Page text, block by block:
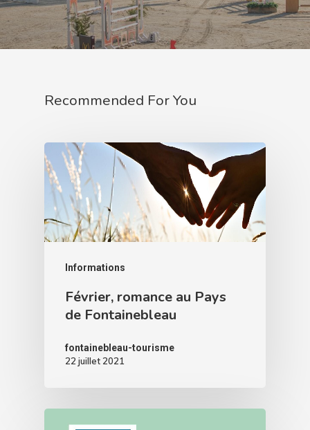
Recommended For You
Informations
Février, romance au Pays
de Fontainebleau
fontainebleau-tourisme
22 juillet 2021